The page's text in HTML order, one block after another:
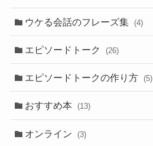
ウケる会話のフレーズ集 (4)
エピソードトーク (26)
エピソードトークの作り方 (5)
おすすめ本 (13)
オンライン (3)